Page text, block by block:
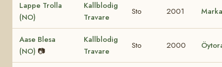
Lappe Trolla
(NO)
Kallblodig
Travare
Sto 2001
Aase Blesa
(NO) 📷
Kallblodig
Travare
Sto 2000